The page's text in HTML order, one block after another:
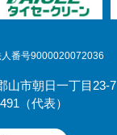
人番号9000020072036
市朝日一丁目23-7
（代表）